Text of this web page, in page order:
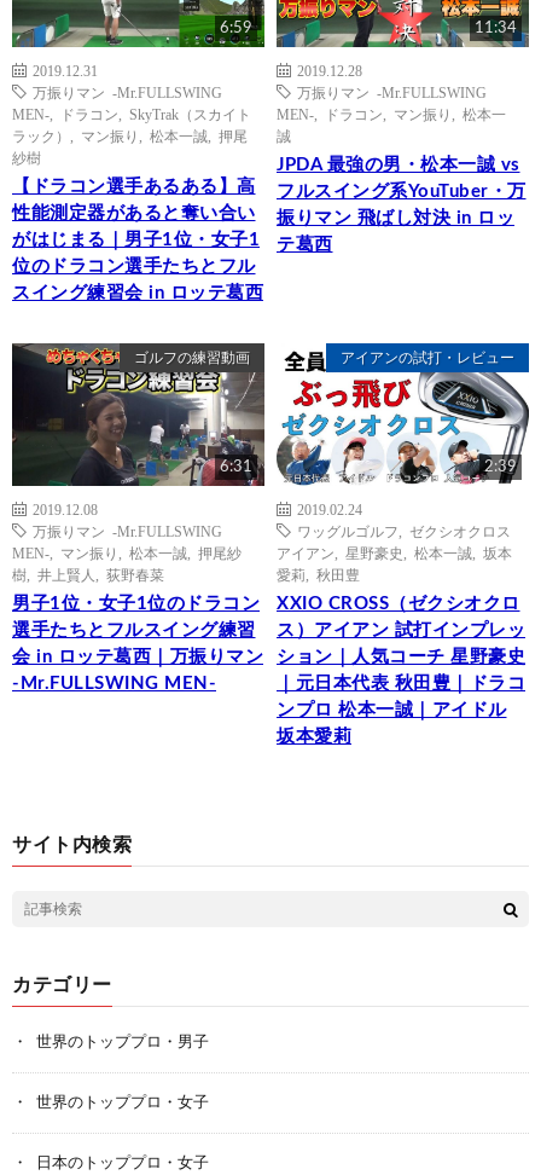
6:59
2019.12.31
万振りマン -Mr.FULLSWING
MEN-
ドラコン
SkyTrak（スカイト
ラック）
マン振り 松本一誠
押尾
紗樹
【ドラコン選手あるある】高
性能測定器があると奪い合い
がはじまる｜男子1位・女子1
位のドラコン選手たちとフル
スイング練習会 in ロッテ葛西
11:34
2019.12.28
万振りマン -Mr.FULLSWING
MEN-
ドラコン マン振り
松本一
誠
JPDA 最強の男・松本一誠 vs
フルスイング系YouTuber・万
振りマン 飛ばし対決 in ロッ
テ葛西
ゴルフの練習動画
6:31
2019.12.08
万振りマン -Mr.FULLSWING
MEN-
マン振り 松本一誠
押尾紗
樹
井上賢人 荻野春菜
男子1位・女子1位のドラコン
選手たちとフルスイング練習
会 in ロッテ葛西｜万振りマン
-Mr.FULLSWING MEN-
アイアンの試打・レビュー
2:39
2019.02.24
ワッグルゴルフ
ゼクシオクロス
アイアン
星野豪史 松本一誠
坂本
愛莉
秋田豊
XXIO CROSS（ゼクシオクロ
ス）アイアン 試打インプレッ
ション｜人気コーチ 星野豪史
｜元日本代表 秋田豊｜ドラコ
ンプロ 松本一誠｜アイドル
坂本愛莉
サイト内検索
カテゴリー
世界のトッププロ・男子
世界のトッププロ・女子
日本のトッププロ・女子